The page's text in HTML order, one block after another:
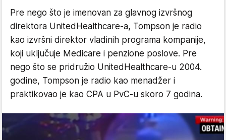
Pre nego što je imenovan za glavnog izvršnog
direktora UnitedHealthcare-a, Tompson je radio
kao izvršni direktor vladinih programa kompanije,
koji uključuje Medicare i penzione poslove. Pre
nego što se pridružio UnitedHealthcare-u 2004.
godine, Tompson je radio kao menadžer i
praktikovao je kao CPA u PvC-u skoro 7 godina.